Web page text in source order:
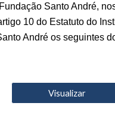
Santo André,
10 do Estatuto do
André os seguintes
Visualizar